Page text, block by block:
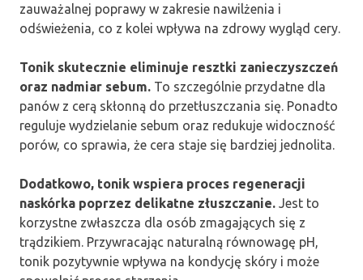
zauważalnej poprawy w zakresie nawilżenia i
odświeżenia, co z kolei wpływa na zdrowy wygląd cery.
Tonik skutecznie eliminuje resztki zanieczyszczeń
oraz nadmiar sebum. To szczególnie przydatne dla
panów z cerą skłonną do przetłuszczania się. Ponadto
reguluje wydzielanie sebum oraz redukuje widoczność
porów, co sprawia, że cera staje się bardziej jednolita.
Dodatkowo, tonik wspiera proces regeneracji
naskórka poprzez delikatne złuszczanie. Jest to
korzystne zwłaszcza dla osób zmagających się z
trądzikiem. Przywracając naturalną równowagę pH,
tonik pozytywnie wpływa na kondycję skóry i może